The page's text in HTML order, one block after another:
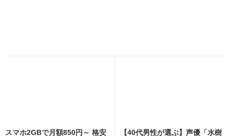
スマホ2GBで月額850円～ 格安 【40代男性が選ぶ】声優「水樹